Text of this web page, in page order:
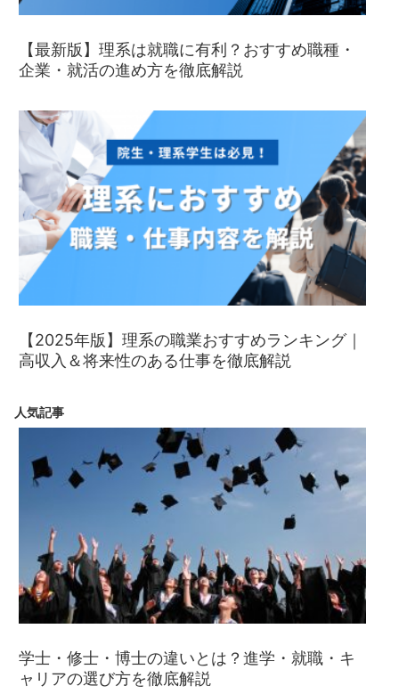
【最新版】理系は就職に有利？おすすめ職種・
企業・就活の進め方を徹底解説
【2025年版】理系の職業おすすめランキング｜
高収入＆将来性のある仕事を徹底解説
人気記事
学士・修士・博士の違いとは？進学・就職・キ
ャリアの選び方を徹底解説